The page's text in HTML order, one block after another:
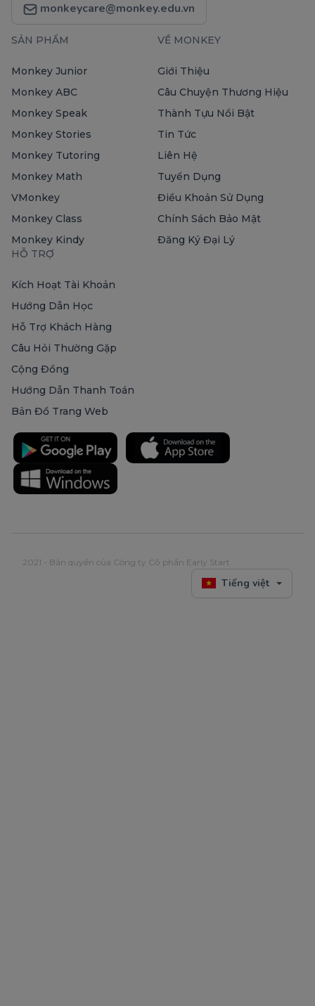
monkeycare@monkey.edu.vn
SẢN PHẨM
Monkey Junior
Monkey ABC
Monkey Speak
Monkey Stories
Monkey Tutoring
Monkey Math
VMonkey
Monkey Class
Monkey Kindy
VỀ MONKEY
Giới Thiệu
Câu Chuyện Thương Hiệu
Thành Tựu Nổi Bật
Tin Tức
Liên Hệ
Tuyển Dụng
Điều Khoản Sử Dụng
Chính Sách Bảo Mật
Đăng Ký Đại Lý
HỖ TRỢ
Kích Hoạt Tài Khoản
Hướng Dẫn Học
Hỗ Trợ Khách Hàng
Câu Hỏi Thường Gặp
Cộng Đồng
Hướng Dẫn Thanh Toán
Bản Đồ Trang Web
2021 - Bản quyền của Công ty Cổ phần Early Start
Tiếng việt